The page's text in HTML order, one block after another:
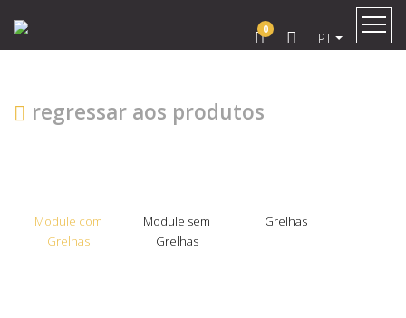
0
PT
regressar aos produtos
Module com
Grelhas
Module sem
Grelhas
Grelhas